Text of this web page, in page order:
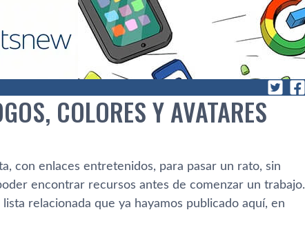
COLORES Y AVATARES
con enlaces entretenidos, para pasar un rato, sin
encontrar recursos antes de comenzar un trabajo.
relacionada que ya hayamos publicado aquí­, en